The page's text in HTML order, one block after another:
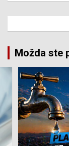
Možda ste